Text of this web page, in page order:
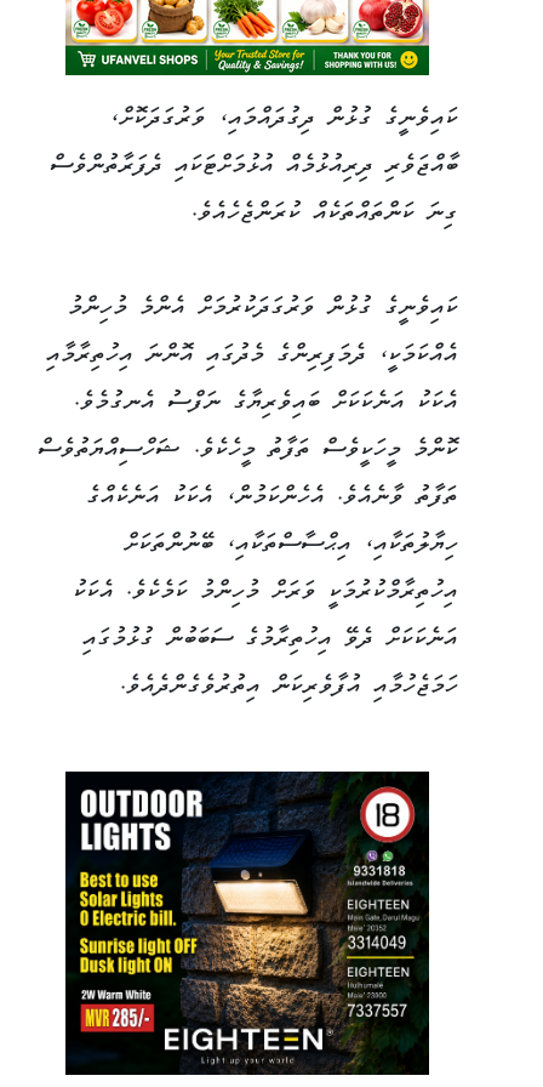
ކައިވެނީގެ ގުޅުން ދިގުދައްމައި، ވަރުގަދަކޮށް،
ބާއްޖަވެރި ދިރިއުޅުމެއް އުޅުމަށްޓަކައި ދެފަރާތުންވެސް
ގިނަ ކަންތައްތަކެއް ކުރަންޖެހެއެވެ.
ކައިވެނީގެ ގުޅުން ވަރުގަދަކުރުމަށް އެންމެ މުހިންމު
އެއްކަމަކީ، ދެމަފިރިންގެ މެދުގައި އޮންނަ އިހުތިރާމާއި
އެކަކު އަނެކަކަށް ބައިވެރިޔާގެ ނަފްސު އެނގުމެވެ.
ކޮންމެ މީހަކީވެސް ތަފާތު މީހެކެވެ. ޝަހްސިއްޔަތުވެސް
ތަފާތު ވާނެއެވެ. އެހެންކަމުން، އެކަކު އަނެކެއްގެ
ހިޔާލުތަކާއި، އިޙްސާސްތަކާއި، ބޭނުންތަކަށް
އިހުތިރާމްކުރުމަކީ ވަރަށް މުހިންމު ކަމެކެވެ. އެކަކު
އަނެކަކަށް ދެވޭ އިހުތިރާމުގެ ސަބަބުން ގުޅުމުގައި
ހަމަޖެހުމާއި އުފާވެރިކަން އިތުރުވެގެންދެއެވެ.